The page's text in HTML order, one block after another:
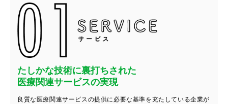
たしかな技術に裏打ちされた
医療関連サービスの実現
良質な医療関連サービスの提供に必要な基準を充たしている企業が